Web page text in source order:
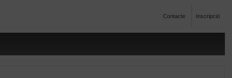
Contacte Inscripció